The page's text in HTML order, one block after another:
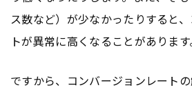
ス数など）が少なかったりすると
トが異常に高くなることがあります
ですから、コンバージョンレート